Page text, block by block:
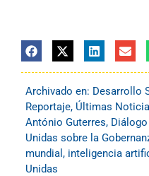
Archivado en: Desarrollo
Reportaje, Últimas
António Guterres,
Unidas sobre la
mundial , inteligencia
Unidas